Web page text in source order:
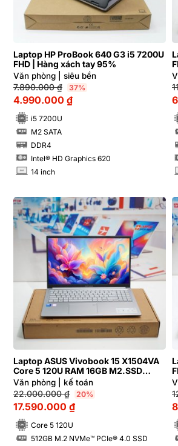
Laptop HP ProBook 640 G3 i5 7200U
FHD | Hàng xách tay 95%
Văn phòng | siêu bền
7.890.000₫ 37%
4.990.000 ₫
i5 7200U
SSD M2 SATA
DDR4
Intel® HD Graphics 620
INCH 14 inch
Laptop ASUS Vivobook 15 X1504VA
Core 5 120U RAM 16GB M2.SSD
512GB FHD
Văn phòng | kế toán
22.000.000₫ 20%
17.590.000 ₫
Core 5 120U
SSD 512GB M.2 NVMe™ PCIe® 4.0 SSD